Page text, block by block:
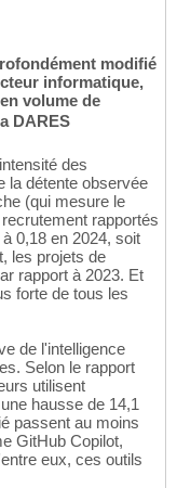
modifié
informatique,
volume de
DARES
des
la détente observée
(qui mesure le
rapportés
0,18 en 2024, soit
les projets de
rapport à 2023. Et
forte de tous les
de l'intelligence
Selon le rapport
utilisent
hausse de 14,1
passent au moins
GitHub Copilot,
eux, ces outils